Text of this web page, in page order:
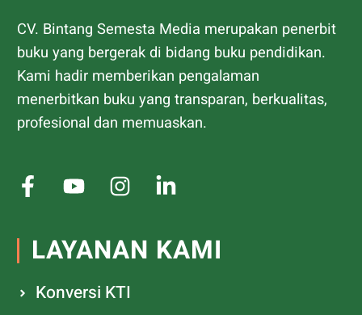
CV. Bintang Semesta Media merupakan penerbit
buku yang bergerak di bidang buku pendidikan.
Kami hadir memberikan pengalaman
menerbitkan buku yang transparan, berkualitas,
profesional dan memuaskan.
LAYANAN KAMI
Konversi KTI